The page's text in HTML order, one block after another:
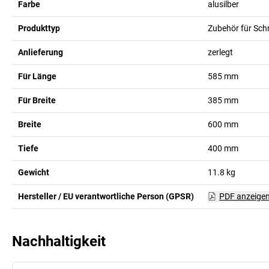
Farbe alusilber
Produkttyp Zubehör für
Anlieferung zerlegt
Für Länge 585 mm
Für Breite 385 mm
Breite 600 mm
Tiefe 400 mm
Gewicht 11.8 kg
Hersteller / EU verantwortliche Person (GPSR) PDF anzeigen
Nachhaltigkeit